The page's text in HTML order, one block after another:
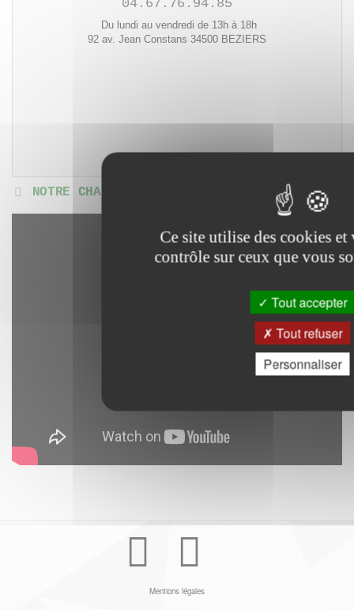
04.67.76.94.85
Du lundi au vendredi de 13h à 18h
92 av. Jean Constans 34500 BEZIERS
NOTRE CHAINE ADOLESCENT
Youtube
Mentions légales
Ce site utilise des cookies et
contrôle sur ceux que vous
Tout accepter
Tout refuser
Personnaliser